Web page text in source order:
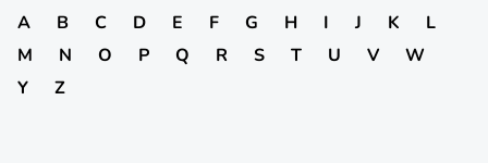
A B C D E F G H I J K
L
M
N O P Q R S T U V
W
Y
Z